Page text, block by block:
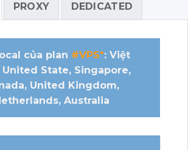
PROXY DEDICATED
của plan #VPS*: Việt
United State, Singapore,
United Kingdom,
Australia